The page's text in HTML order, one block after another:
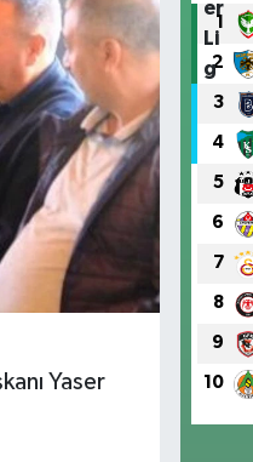
Yaser
1
2
3
4
5
6
7
8
9
10